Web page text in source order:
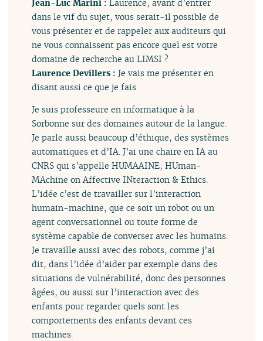
Jean-Luc Marini :Laurence, avant d’entrer
dans le vif du sujet, vous serait-il possible de
vous présenter et de rappeler aux auditeurs qui
ne vous connaissent pas encore quel est votre
domaine de recherche au LIMSI ?
Laurence Devillers :Je vais me présenter en
disant aussi ce que je fais.
Je suis professeure en informatique à la
Sorbonne sur des domaines autour de la langue.
Je parle aussi beaucoup d’éthique, des systèmes
automatiques et d’IA. J’ai une chaire en IA au
CNRS qui s’appelle HUMAAINE, HUman-
MAchine on Affective INteraction & Ethics.
L’idée c’est de travailler sur l’interaction
humain-machine, que ce soit un robot ou un
agent conversationnel ou toute forme de
système capable de converser avec les humains.
Je travaille aussi avec des robots, comme j’ai
dit, dans l’idée d’aider par exemple dans des
situations de vulnérabilité, donc des personnes
âgées, ou aussi sur l’interaction avec des
enfants pour regarder quels sont les
comportements des enfants devant ces
machines.